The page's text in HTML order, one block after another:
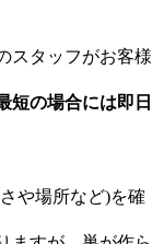
スタッフがお客様
短の場合には即日
や場所など)を確